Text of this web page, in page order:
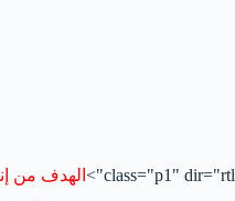
class="p1" dir="rtl">
الهدف من